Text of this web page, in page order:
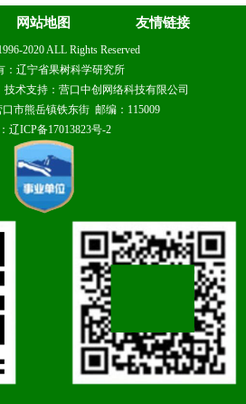
网站地图 友情链接
2020 ALL Rights Reserved
：辽宁省果树科学研究所
技术支持：营口中创网络科技有限公司
市熊岳镇铁东街 邮编：115009
辽ICP备17013823号-2